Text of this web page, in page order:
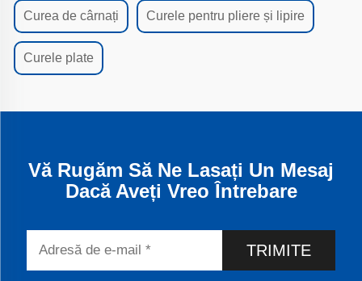
Curea de cârnați Curele pentru pliere și lipire
Curele plate
Vă Rugăm Să Ne Lasați Un Mesaj
Dacă Aveți Vreo Întrebare
TRIMITE